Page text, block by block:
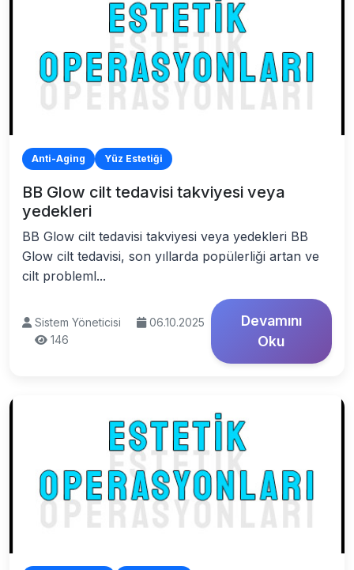
Anti-Aging Yüz Estetiği
BB Glow cilt tedavisi takviyesi veya
yedekleri
BB Glow cilt tedavisi takviyesi veya yedekleri BB
Glow cilt tedavisi, son yıllarda popülerliği artan ve
cilt probleml...
Sistem Yöneticisi
06.10.2025
146
Devamını
Oku